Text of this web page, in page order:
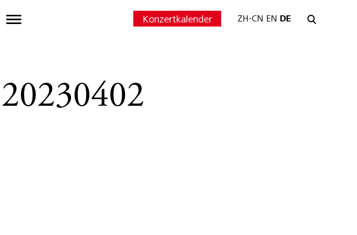
Konzertkalender ZH-CN EN DE
20230402